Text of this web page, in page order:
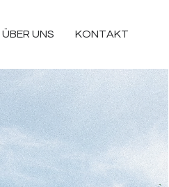
ÜBER UNS KONTAKT